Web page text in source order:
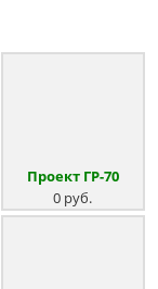
Проект ГР-70
0 руб.